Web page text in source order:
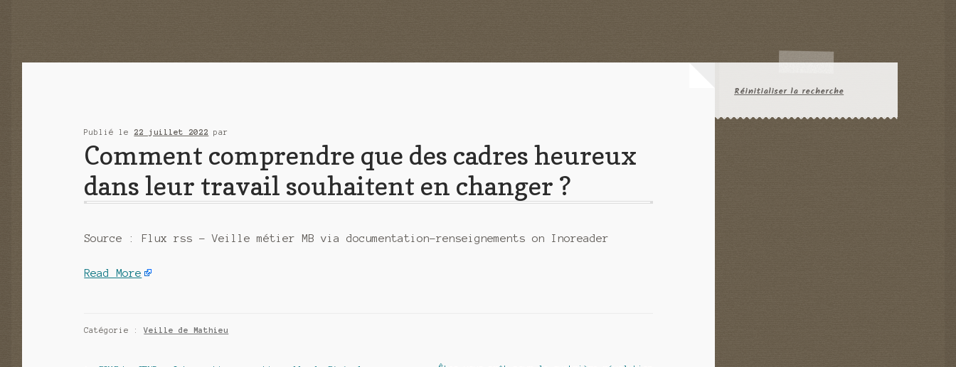
Publié le 22 juillet 2022 par
Comment comprendre que des cadres heureux
dans leur travail souhaitent en changer ?
Source : Flux rss – Veille métier MB via documentation-renseignements on Inoreader
Read More
Catégorie :Veille de Mathieu
Réinitialiser la recherche